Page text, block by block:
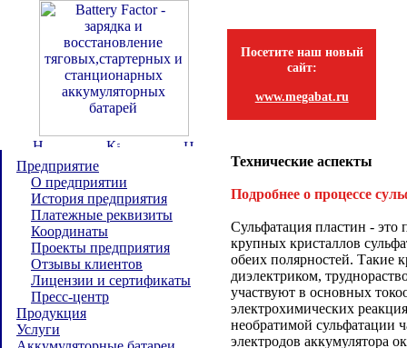
Посетите наш новый
сайт:
www.megabat.ru
Предприятие
О предприятии
История предприятия
Платежные реквизиты
Координаты
Проекты предприятия
Отзывы клиентов
Лицензии и сертификаты
Пресс-центр
Продукция
Услуги
Технические аспекты
Подробнее о процессе
Сульфатация пластин - это
крупных кристаллов
обеих полярностей. Такие
диэлектриком,
участвуют в основных
электрохимических
необратимой сульфатации
электродов аккумулятора